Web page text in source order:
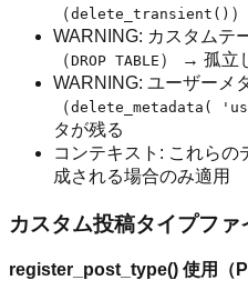
（delete_transient()
WARNING: カスタムテ
（DROP TABLE ） → 孤立
WARNING: ユーザーメ
（delete_metadata(
タが残る
コンテキスト: これら
成される場合のみ適用
カスタム投稿タイプファ
register_post_type() 使用（